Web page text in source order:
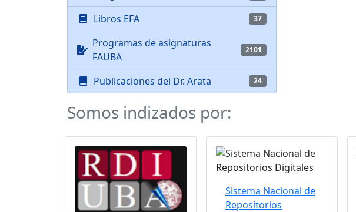
Libros EFA 37
Programas de asignaturas
FAUBA
2101
Publicaciones del Dr. Arata 24
Somos indizados por:
Sistema Nacional de
Repositorios